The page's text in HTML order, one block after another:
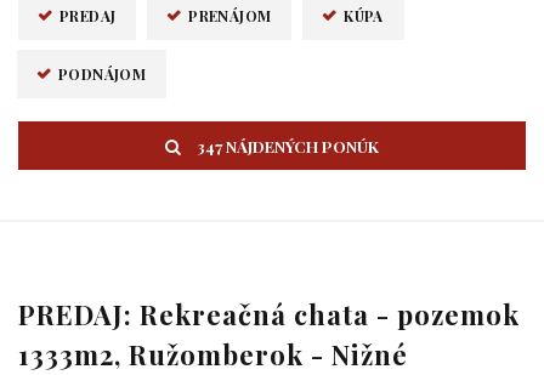
PREDAJ PRENÁJOM KÚPA
PODNÁJOM
347 NÁJDENÝCH PONÚK
PREDAJ: Rekreačná chata - pozemok
1333m2, Ružomberok - Nižné